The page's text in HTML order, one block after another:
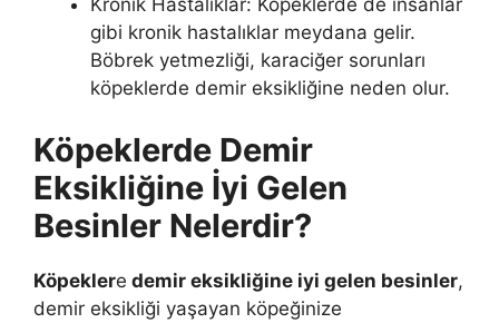
Kronik Hastalıklar: Köpeklerde de insanlar
gibi kronik hastalıklar meydana gelir.
Böbrek yetmezliği, karaciğer sorunları
köpeklerde demir eksikliğine neden olur.
Köpeklerde Demir
Eksikliğine İyi Gelen
Besinler Nelerdir?
Köpeklere demir eksikliğine iyi gelen besinler,
demir eksikliği yaşayan köpeğinize